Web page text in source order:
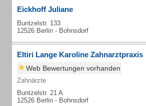
Eickhoff Juliane
Buntzelstr. 133
12526 Berlin - Bohnsdorf
Eltiri Lange Karoline Zahnarztpraxis
Web Bewertungen vorhanden
Zahnärzte
Buntzelstr. 21 A
12526 Berlin - Bohnsdorf